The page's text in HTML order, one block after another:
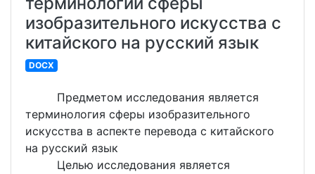
изобразительного искусства с
китайского на русский язык
DOCX
Предметом исследования является
терминология сферы изобразительного
искусства в аспекте перевода с китайского
на русский язык
Целью исследования является